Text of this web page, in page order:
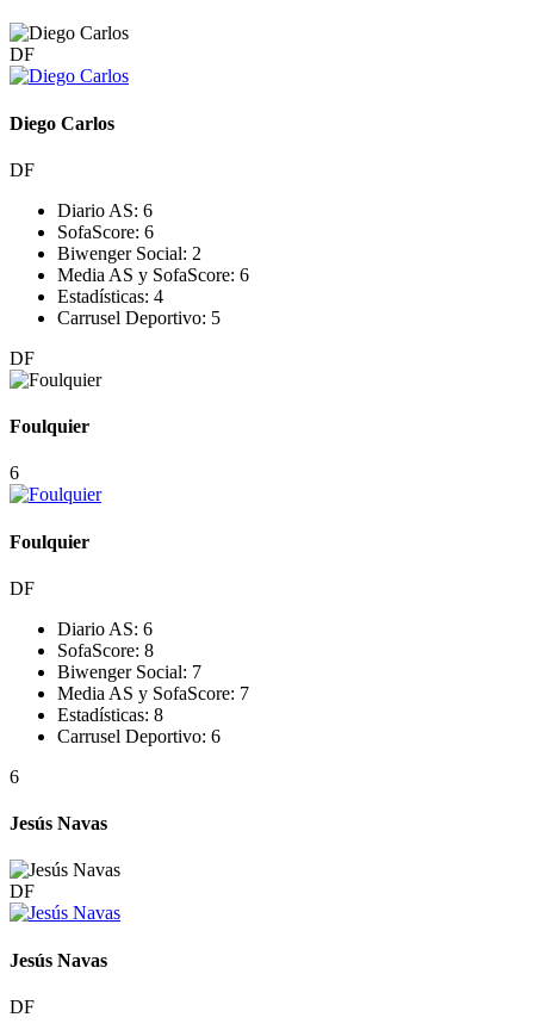
DF
Diego Carlos
DF
Diario AS: 6
SofaScore: 6
Biwenger Social: 2
Media AS y SofaScore: 6
Estadísticas: 4
Carrusel Deportivo: 5
DF
Foulquier
6
Foulquier
DF
Diario AS: 6
SofaScore: 8
Biwenger Social: 7
Media AS y SofaScore: 7
Estadísticas: 8
Carrusel Deportivo: 6
6
Jesús Navas
DF
Jesús Navas
DF